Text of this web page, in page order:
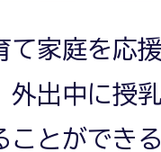
て家庭を応
外出中に授
ことができ